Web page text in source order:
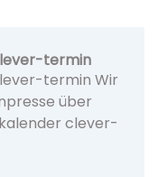
termin
termin Wir
über
clever-